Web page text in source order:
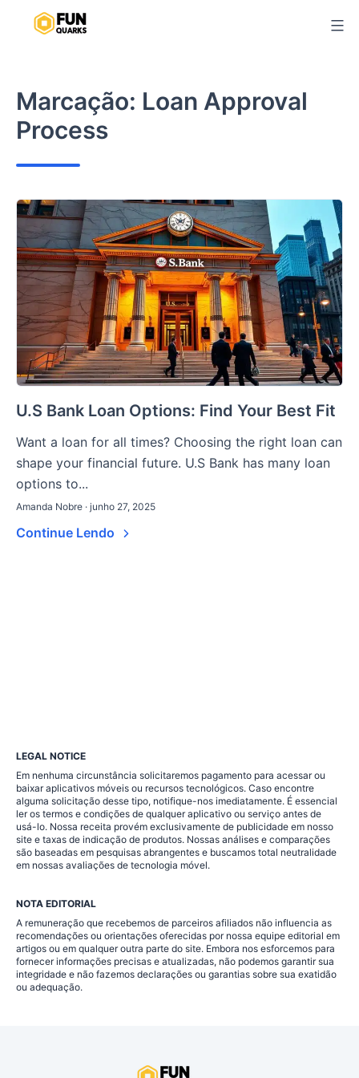
Marcação: Loan Approval
Process
U.S Bank Loan Options: Find Your Best Fit
Want a loan for all times? Choosing the right loan can
shape your financial future. U.S Bank has many loan
options to...
Amanda Nobre · junho 27, 2025
Continue Lendo
LEGAL NOTICE
Em nenhuma circunstância solicitaremos pagamento para acessar ou
baixar aplicativos móveis ou recursos tecnológicos. Caso encontre
alguma solicitação desse tipo, notifique-nos imediatamente. É essencial
ler os termos e condições de qualquer aplicativo ou serviço antes de
usá-lo. Nossa receita provém exclusivamente de publicidade em nosso
site e taxas de indicação de produtos. Nossas análises e comparações
são baseadas em pesquisas abrangentes e buscamos total neutralidade
em nossas avaliações de tecnologia móvel.
NOTA EDITORIAL
A remuneração que recebemos de parceiros afiliados não influencia as
recomendações ou orientações oferecidas por nossa equipe editorial em
artigos ou em qualquer outra parte do site. Embora nos esforcemos para
fornecer informações precisas e atualizadas, não podemos garantir sua
integridade e não fazemos declarações ou garantias sobre sua exatidão
ou adequação.